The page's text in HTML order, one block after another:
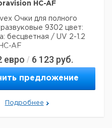
HC-AF
Очки для полного
9302 цвет:
бесцветная / UV 2-1.2
AF
евро / 6 123 руб.
предложение
Подробнее